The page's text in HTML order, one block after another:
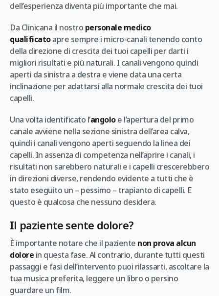
dell’esperienza diventa più importante che mai.
Da Clinicana il nostro personale medico
qualificatoapre sempre i micro-canali tenendo conto
della direzione di crescita dei tuoi capelli per darti i
migliori risultati e più naturali. I canali vengono quindi
aperti da sinistra a destra e viene data una certa
inclinazione per adattarsi alla normale crescita dei tuoi
capelli.
Una volta identificato l’angoloe l’apertura del primo
canale avviene nella sezione sinistra dell’area calva,
quindi i canali vengono aperti seguendo la linea dei
capelli. In assenza di competenza nell’aprire i canali, i
risultati non sarebbero naturali e i capelli crescerebbero
in direzioni diverse, rendendo evidente a tutti che è
stato eseguito un – pessimo – trapianto di capelli. E
questo è qualcosa che nessuno desidera.
Il paziente sente dolore?
È importante notare che il paziente non prova alcun
dolore in questa fase. Al contrario, durante tutti questi
passaggi e fasi dell’intervento puoi rilassarti, ascoltare la
tua musica preferita, leggere un libro o persino
guardare un film.